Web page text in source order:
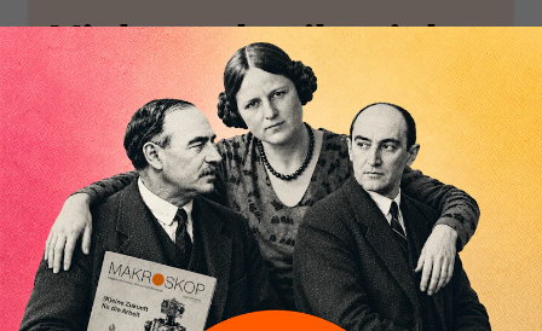
Inhaltsverzeichnis
Nichts schreibt sich
von allein!
Nur für Abonnenten
MAKROSKOP analysiert
wirtschaftspolitische
Themen aus einer
postkeynesianischen
Wir verlassen die
journalistische Filterblase,
in der sich viele
eingerichtet haben. Wir